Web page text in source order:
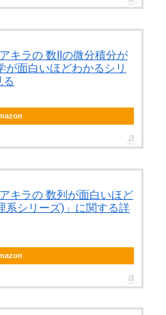
キラの 数IIの微分積分が
が面白いほどわかるシリ
る
キラの 数列が面白いほど
系シリーズ)」に関する詳